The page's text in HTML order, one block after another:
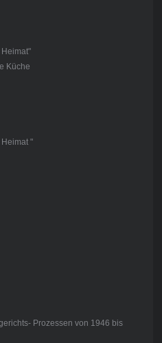
Küche
"
Prozessen von 1946 bis